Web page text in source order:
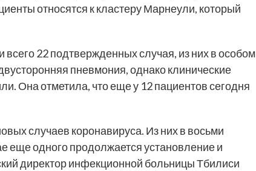
относятся к кластеру Марнеули, который
22 подтвержденных случая, из них в особом
пневмония, однако клинические
Она отметила, что еще у 12 пациентов сегодня
случаев коронавируса. Из них в восьми
еще одного продолжается установление и
директор инфекционной больницы Тбилиси